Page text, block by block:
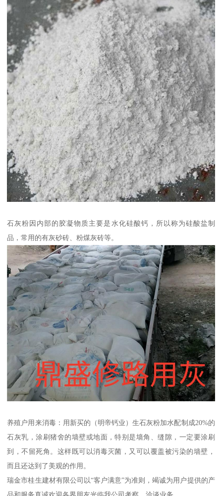
石灰粉因内部的胶凝物质主要是水化硅酸钙，所以称为硅酸盐制
品，常用的有灰砂砖、粉煤灰砖等。
养殖户用来消毒：用新买的（明帝钙业）生石灰粉加水配制成20%的
石灰乳，涂刷猪舍的墙壁或地面，特别是墙角、缝隙，一定要涂刷
到，不留死角。这样既可以消毒灭菌，又可以覆盖被污染的墙壁，
而且还达到了美观的作用。
瑞金市桂生建材有限公司以“客户满意”为准则，竭诚为用户提供的产